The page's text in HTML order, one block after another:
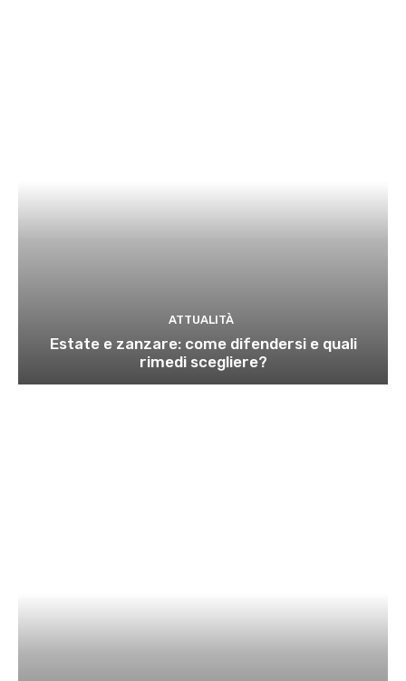
ATTUALITÀ
Estate e zanzare: come difendersi e quali
rimedi scegliere?